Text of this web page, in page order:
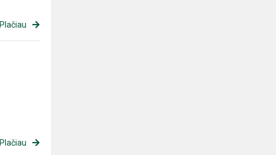
Plačiau
Plačiau